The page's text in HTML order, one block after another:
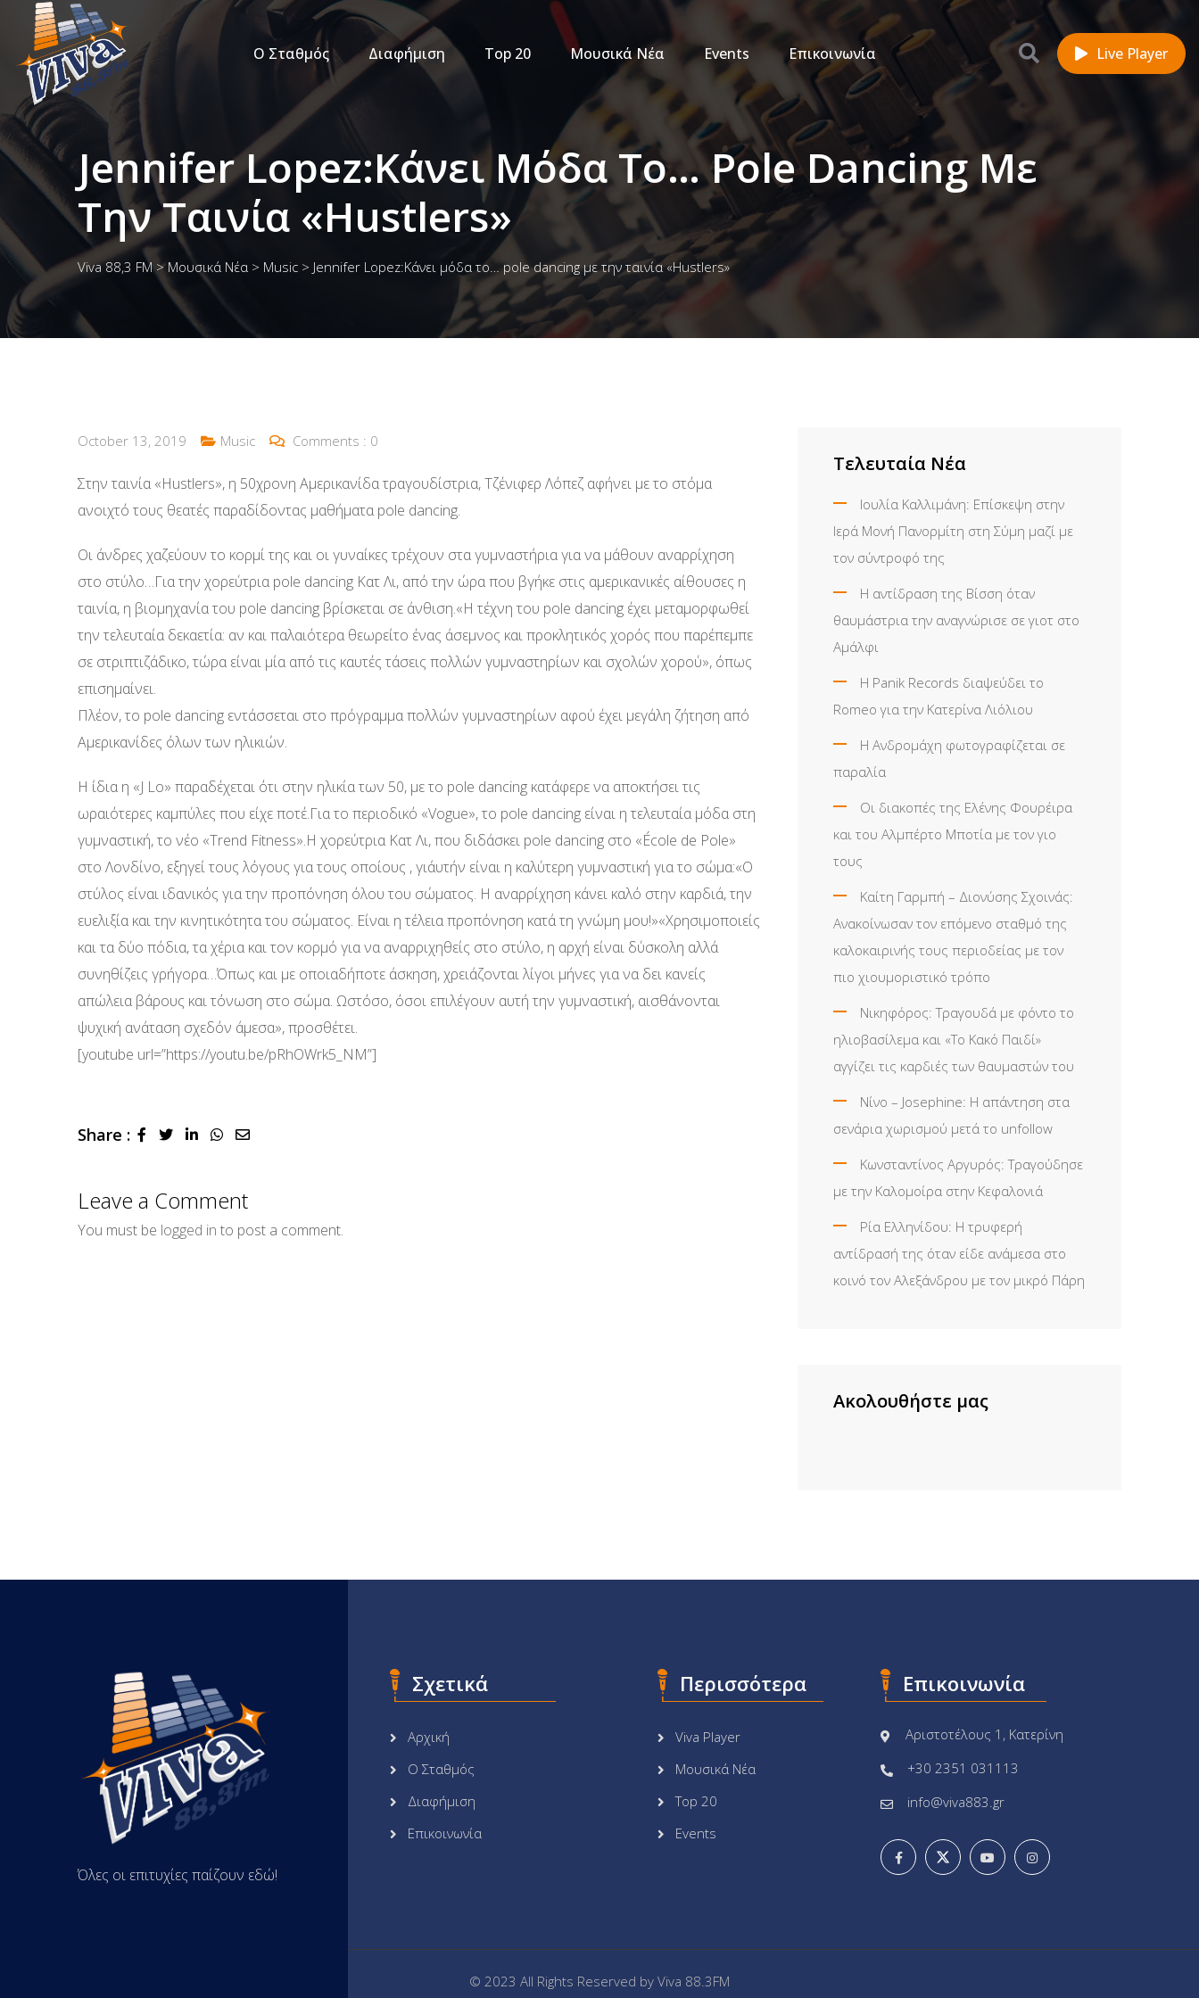
Ο Σταθμός Διαφήμιση Top 20 Μουσικά Νέα Events Επικοινωνία Live Player
Jennifer Lopez:Kάνει Μόδα Το… Pole Dancing Με
Την Ταινία «Hustlers»
Viva 88,3 FM> Μουσικά Νέα > Music > Jennifer Lopez:Kάνει μόδα το… pole dancing με την ταινία «Hustlers»
October 13, 2019 Music Comments : 0
Στην ταινία «Hustlers», η 50χρονη Αμερικανίδα τραγουδίστρια, Τζένιφερ Λόπεζ αφήνει με το στόμα
ανοιχτό τους θεατές παραδίδοντας μαθήματα pole dancing.
Οι άνδρες χαζεύουν το κορμί της και οι γυναίκες τρέχουν στα γυμναστήρια για να μάθουν αναρρίχηση
στο στύλο…Για την χορεύτρια pole dancing Κατ Λι, από την ώρα που βγήκε στις αμερικανικές αίθουσες η
ταινία, η βιομηχανία του pole dancing βρίσκεται σε άνθιση.«Η τέχνη του pole dancing έχει μεταμορφωθεί
την τελευταία δεκαετία: αν και παλαιότερα θεωρείτο ένας άσεμνος και προκλητικός χορός που παρέπεμπε
σε στριπτιζάδικο, τώρα είναι μία από τις καυτές τάσεις πολλών γυμναστηρίων και σχολών χορού», όπως
επισημαίνει.
Πλέoν, το pole dancing εντάσσεται στο πρόγραμμα πολλών γυμναστηρίων αφού έχει μεγάλη ζήτηση από
Αμερικανίδες όλων των ηλικιών.
Η ίδια η «J Lo» παραδέχεται ότι στην ηλικία των 50, με το pole dancing κατάφερε να αποκτήσει τις
ωραιότερες καμπύλες που είχε ποτέ.Για το περιοδικό «Vogue», το pole dancing είναι η τελευταία μόδα στη
γυμναστική, το νέο «Trend Fitness».Η χορεύτρια Κατ Λι, που διδάσκει pole dancing στο «École de Pole»
στο Λονδίνο, εξηγεί τους λόγους για τους οποίους , γι΄αυτήν είναι η καλύτερη γυμναστική για το σώμα:«Ο
στύλος είναι ιδανικός για την προπόνηση όλου του σώματος. Η αναρρίχηση κάνει καλό στην καρδιά, την
ευελιξία και την κινητικότητα του σώματος. Είναι η τέλεια προπόνηση κατά τη γνώμη μου!»«Χρησιμοποιείς
και τα δύο πόδια, τα χέρια και τον κορμό για να αναρριχηθείς στο στύλο, η αρχή είναι δύσκολη αλλά
συνηθίζεις γρήγορα…Όπως και με οποιαδήποτε άσκηση, χρειάζονται λίγοι μήνες για να δει κανείς
απώλεια βάρους και τόνωση στο σώμα. Ωστόσο, όσοι επιλέγουν αυτή την γυμναστική, αισθάνονται
ψυχική ανάταση σχεδόν άμεσα», προσθέτει.
[youtube url=”https://youtu.be/pRhOWrk5_NM”]
Share : LinkedInWhatsapp
Share
Leave a Comment
You must be logged in to post a comment.
Τελευταία Νέα
Ιουλία Καλλιμάνη: Επίσκεψη στην
Ιερά Μονή Πανορμίτη στη Σύμη μαζί με
τον σύντροφό της
Η αντίδραση της Βίσση όταν
θαυμάστρια την αναγνώρισε σε γιοτ στο
Αμάλφι
Η Panik Records διαψεύδει το
Romeo για την Κατερίνα Λιόλιου
Η Ανδρομάχη φωτογραφίζεται σε
παραλία
Οι διακοπές της Ελένης Φουρέιρα
και του Αλμπέρτο Μποτία με τον γιο
τους
Καίτη Γαρμπή – Διονύσης Σχοινάς:
Ανακοίνωσαν τον επόμενο σταθμό της
καλοκαιρινής τους περιοδείας με τον
πιο χιουμοριστικό τρόπο
Νικηφόρος: Τραγουδά με φόντο το
ηλιοβασίλεμα και «Το Κακό Παιδί»
αγγίζει τις καρδιές των θαυμαστών του
Νίνο – Josephine: Η απάντηση στα
σενάρια χωρισμού μετά το unfollow
Κωνσταντίνος Αργυρός: Τραγούδησε
με την Καλομοίρα στην Κεφαλονιά
Ρία Ελληνίδου: H τρυφερή
αντίδρασή της όταν είδε ανάμεσα στο
κοινό τον Αλεξάνδρου με τον μικρό Πάρη
Ακολουθήστε μας
Όλες οι επιτυχίες παίζουν εδώ!
Σχετικά
Αρχική
Ο Σταθμός
Διαφήμιση
Επικοινωνία
Περισσότερα
Viva Player
Μουσικά Νέα
Top 20
Events
Επικοινωνία
Αριστοτέλους 1, Κατερίνη
+30 2351 031113
info@viva883.gr
© 2023 All Rights Reserved by Viva 88.3FM